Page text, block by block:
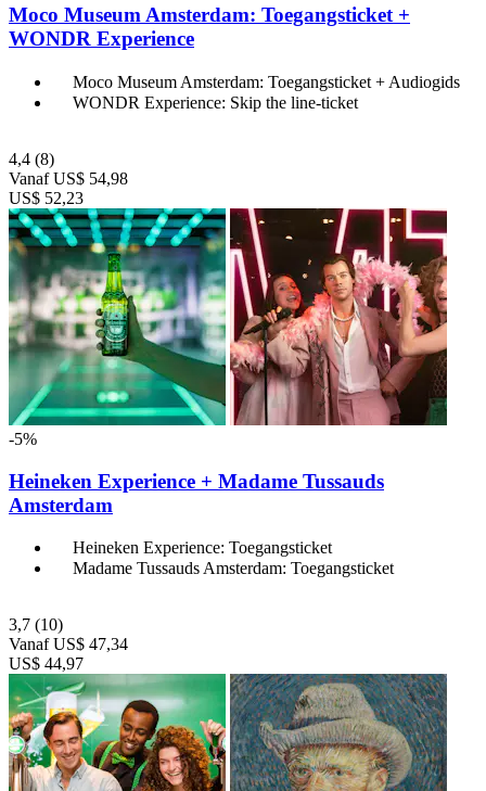
Moco Museum Amsterdam: Toegangsticket +
WONDR Experience
Moco Museum Amsterdam: Toegangsticket + Audiogids
WONDR Experience: Skip the line-ticket
4,4 (8)
Vanaf US$ 54,98
US$ 52,23
-5%
Heineken Experience + Madame Tussauds
Amsterdam
Heineken Experience: Toegangsticket
Madame Tussauds Amsterdam: Toegangsticket
3,7 (10)
Vanaf US$ 47,34
US$ 44,97